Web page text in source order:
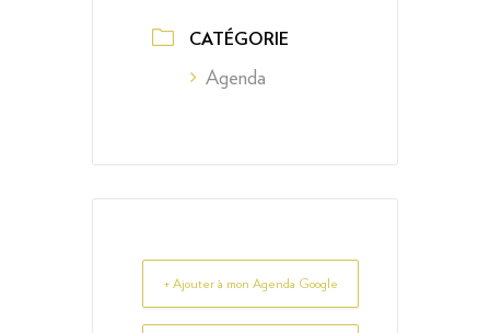
CATÉGORIE
Agenda
+ Ajouter à mon Agenda Google